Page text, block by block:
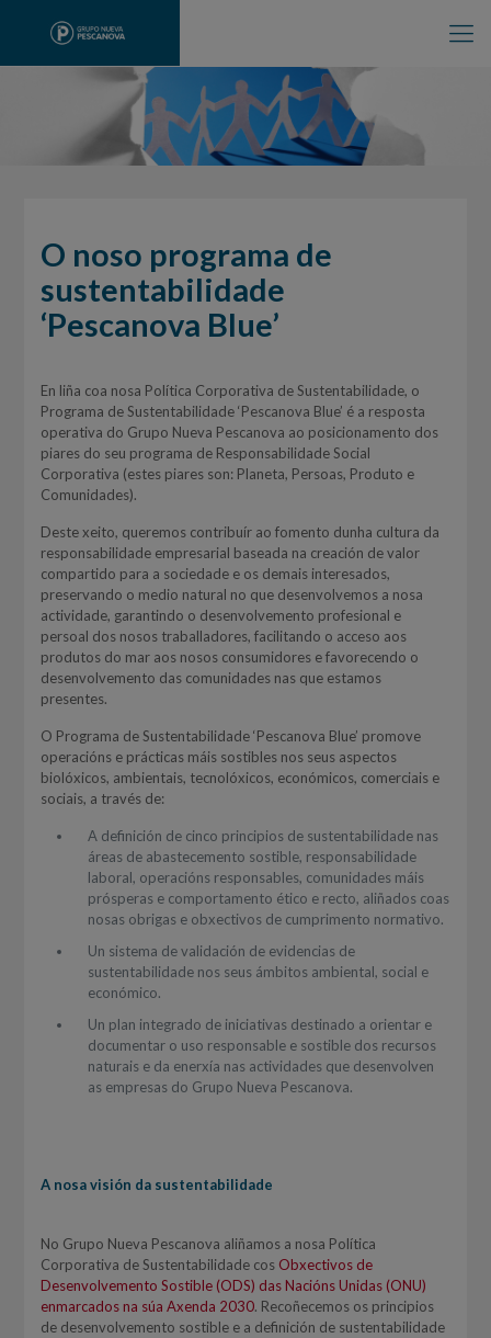
O noso programa de
sustentabilidade
‘Pescanova Blue’
En liña coa nosa Política Corporativa de Sustentabilidade, o
Programa de Sustentabilidade ‘Pescanova Blue’ é a resposta
operativa do Grupo Nueva Pescanova ao posicionamento dos
piares do seu programa de Responsabilidade Social
Corporativa (estes piares son: Planeta, Persoas, Produto e
Comunidades).
Deste xeito, queremos contribuír ao fomento dunha cultura da
responsabilidade empresarial baseada na creación de valor
compartido para a sociedade e os demais interesados,
preservando o medio natural no que desenvolvemos a nosa
actividade, garantindo o desenvolvemento profesional e
persoal dos nosos traballadores, facilitando o acceso aos
produtos do mar aos nosos consumidores e favorecendo o
desenvolvemento das comunidades nas que estamos
presentes.
O Programa de Sustentabilidade ‘Pescanova Blue’ promove
operacións e prácticas máis sostibles nos seus aspectos
biolóxicos, ambientais, tecnolóxicos, económicos, comerciais e
sociais, a través de:
A definición de cinco principios de sustentabilidade nas
áreas de abastecemento sostible, responsabilidade
laboral, operacións responsables, comunidades máis
prósperas e comportamento ético e recto, aliñados coas
nosas obrigas e obxectivos de cumprimento normativo.
Un sistema de validación de evidencias de
sustentabilidade nos seus ámbitos ambiental, social e
económico.
Un plan integrado de iniciativas destinado a orientar e
documentar o uso responsable e sostible dos recursos
naturais e da enerxía nas actividades que desenvolven
as empresas do Grupo Nueva Pescanova.
A nosa visión da sustentabilidade
No Grupo Nueva Pescanova aliñamos a nosa Política
Corporativa de Sustentabilidade cos Obxectivos de
Desenvolvemento Sostible (ODS) das Nacións Unidas (ONU)
enmarcados na súa Axenda 2030. Recoñecemos os principios
de desenvolvemento sostible e a definición de sustentabilidade